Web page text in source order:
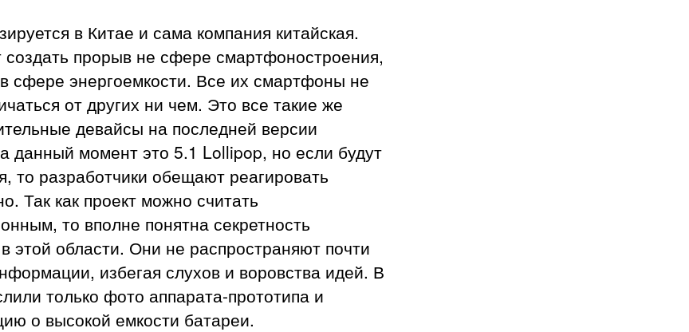
в Китае и сама компания китайская.
создать прорыв не сфере смартфоностроения,
сфере энергоемкости. Все их смартфоны не
от других ни чем. Это все такие же
девайсы на последней версии
данный момент это 5.1 Lollipop, но если будут
то разработчики обещают реагировать
Так как проект можно считать
то вполне понятна секретность
этой области. Они не распространяют почти
избегая слухов и воровства идей. В
только фото аппарата-прототипа и
о высокой емкости батареи.